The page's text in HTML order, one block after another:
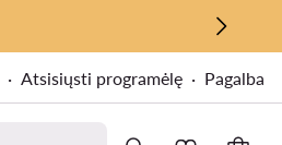
Atsisiųsti programėlę Pagalba